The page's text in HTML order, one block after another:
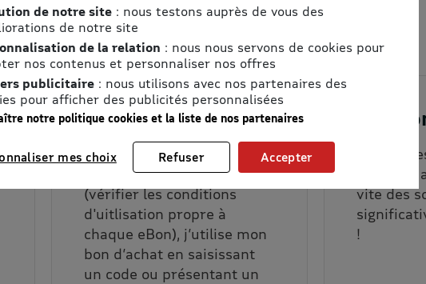
avec les promotions :
2. J’utilise mon
En ligne ou en magasin
(vérifier les conditions
d'uitlisation propre à
chaque eBon), j’utilise mon
bon d’achat en saisissant
un code ou présentant un
3.
Les
vite des
!
de notre site : nous testons auprès de vous des
de notre site
de la relation : nous nous servons de cookies pour
nos contenus et personnaliser nos offres
publicitaire : nous utilisons avec nos partenaires des
pour afficher des publicités personnalisées
notre politique cookies et la liste de nos partenaires
mes choix Refuser Accepter